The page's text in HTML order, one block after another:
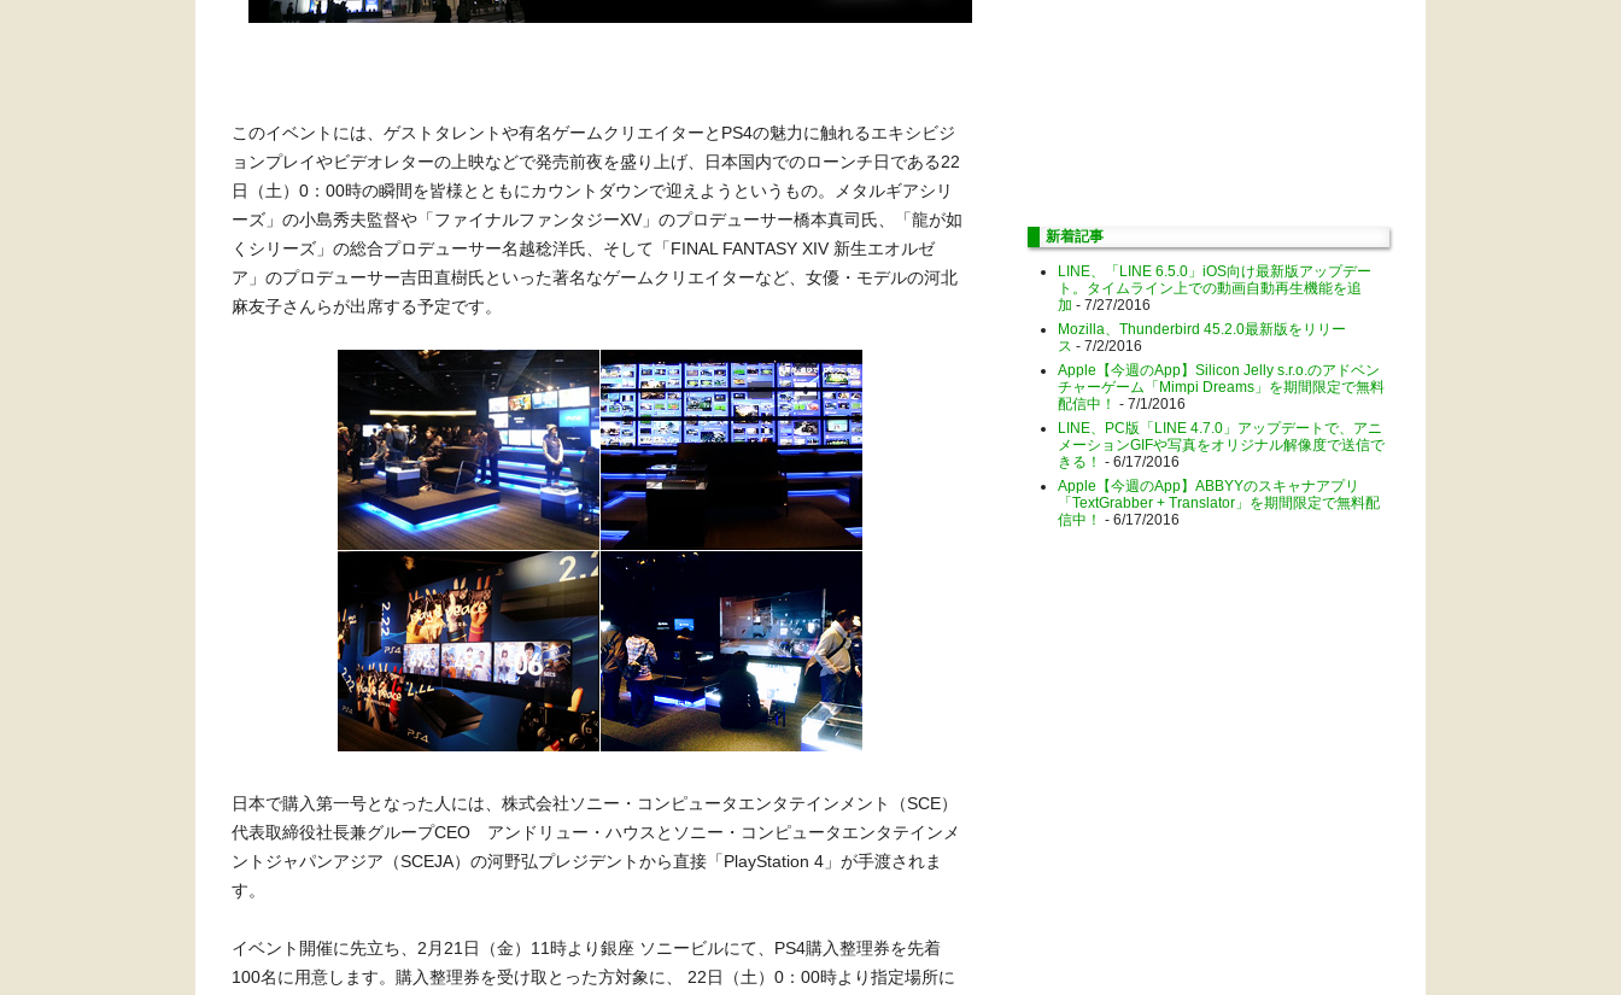
このイベントには、ゲストタレントや有名ゲームクリエイターとPS4の魅力に触れるエキシビジ
ョンプレイやビデオレターの上映などで発売前夜を盛り上げ、日本国内でのローンチ日である22
日（土）0：00時の瞬間を皆様とともにカウントダウンで迎えようというもの。メタルギアシリ
ーズ」の小島秀夫監督や「ファイナルファンタジーXV」のプロデューサー橋本真司氏、「龍が如
くシリーズ」の総合プロデューサー名越稔洋氏、そして「FINAL FANTASY XIV 新生エオルゼ
ア」のプロデューサー吉田直樹氏といった著名なゲームクリエイターなど、女優・モデルの河北
麻友子さんらが出席する予定です。
日本で購入第一号となった人には、株式会社ソニー・コンピュータエンタテインメント（SCE）
代表取締役社長兼グループCEO アンドリュー・ハウスとソニー・コンピュータエンタテインメ
ントジャパンアジア（SCEJA）の河野弘プレジデントから直接「PlayStation 4」が手渡されま
す。
イベント開催に先立ち、2月21日（金）11時より銀座 ソニービルにて、PS4購入整理券を先着
100名に用意します。購入整理券を受け取とった方対象に、 22日（土）0：00時より指定場所に
新着記事
LINE、「LINE 6.5.0」iOS向け最新版アップデー
ト。タイムライン上での動画自動再生機能を追
加 - 7/27/2016
Mozilla、Thunderbird 45.2.0最新版をリリー
ス - 7/2/2016
Apple【今週のApp】Silicon Jelly s.r.o.のアドベン
チャーゲーム「Mimpi Dreams」を期間限定で無料
配信中！ - 7/1/2016
LINE、PC版「LINE 4.7.0」アップデートで、アニ
メーションGIFや写真をオリジナル解像度で送信で
きる！ - 6/17/2016
Apple【今週のApp】ABBYYのスキャナアプリ
「TextGrabber + Translator」を期間限定で無料配
信中！ - 6/17/2016